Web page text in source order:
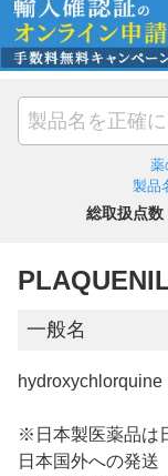
薬
製品
総取扱点
一般名
hydroxychlorquine
※日本製医薬品は
日本国外への発送